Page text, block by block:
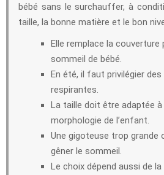
bébé sans le surchauffer, à
taille, la bonne matière et le bon
Elle remplace la couverture
sommeil de bébé.
En été, il faut privilégier
respirantes.
La taille doit être adaptée à
morphologie de l’enfant.
Une gigoteuse trop grande
gêner le sommeil.
Le choix dépend aussi de